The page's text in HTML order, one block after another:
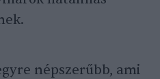
népszerűbb, ami